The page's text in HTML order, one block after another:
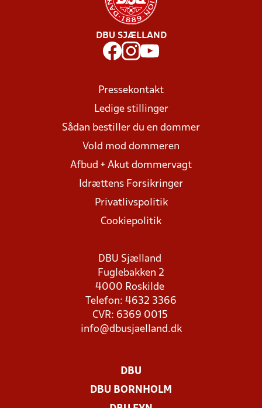
DBU SJÆLLAND
Pressekontakt
Ledige stillinger
Sådan bestiller du en dommer
Vold mod dommeren
Afbud + Akut dommervagt
Idrættens Forsikringer
Privatlivspolitik
Cookiepolitik
DBU Sjælland
Fuglebakken 2
4000 Roskilde
Telefon: 4632 3366
CVR: 6369 0015
info@dbusjaelland.dk
DBU
DBU BORNHOLM